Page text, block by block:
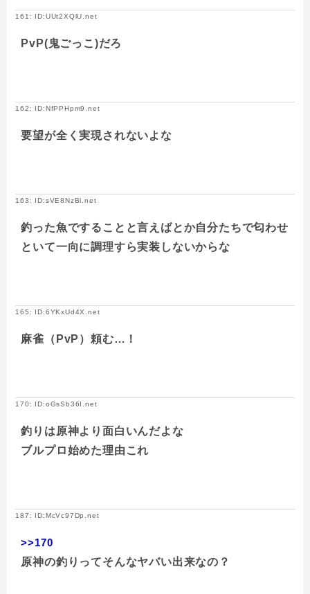
161: ID:UUt2XQlU.net
PvP(鬼ごっこ)だろ
162: ID:NfPPHpm9.net
要望が全く実現されないよな
163: ID:sVE8NzBl.net
釣った魚ですることと言えばとか自分たちで匂わせ
といて一向に調理すら実装しないからな
165: ID:6YKxUd4X.net
麻雀（PvP）頼む…！
170: ID:oGsSb36I.net
釣りは原神より面白いんだよな
ブルプロ始めた理由これ
187: ID:McVc97Dp.net
>>170
原神の釣りってそんなヤバい出来なの？